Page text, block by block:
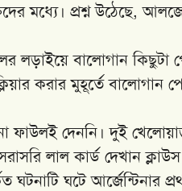
মধ্যে। প্রশ্ন উঠেছে,
লড়াইয়ে বালোগান কিছুটা
করার মুহূর্তে বালোগান
ফাউলই দেননি। দুই
লাল কার্ড দেখান
ঘটনাটি ঘটে আর্জেন্টিনার